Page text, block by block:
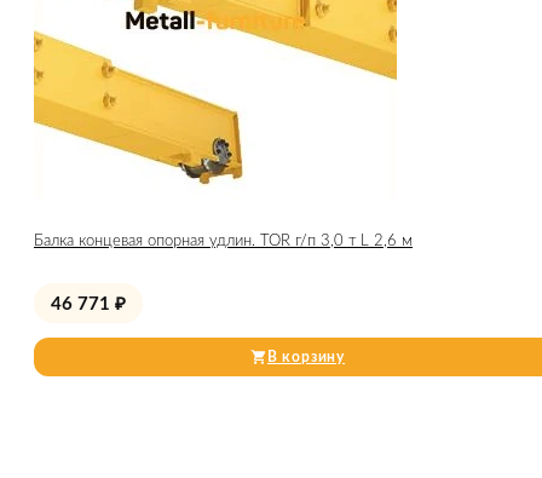
Балка концевая опорная удлин. TOR г/п 3,0 т L 2,6 м
46 771 ₽
В корзину